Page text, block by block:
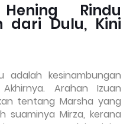
Rindu
dari Dulu, Kini
adalah kesinambungan
Arahan Izuan
tentang Marsha yang
suaminya Mirza, kerana